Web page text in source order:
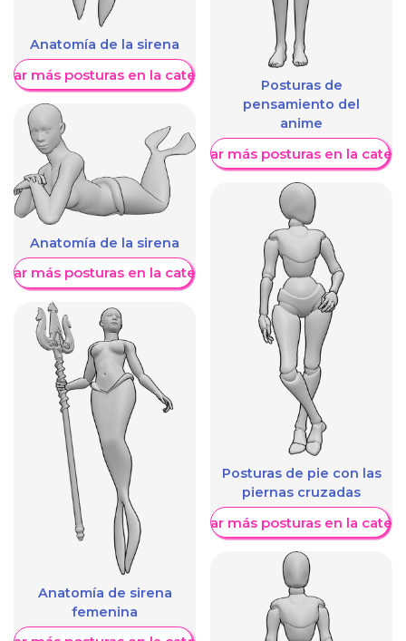
Anatomía de la sirena
más posturas en la categoría
Anatomía de la sirena
más posturas en la categoría
Anatomía de sirena
femenina
Posturas de
pensamiento del
anime
Mostrar más posturas en la
Posturas de pie con las
piernas cruzadas
Mostrar más posturas en la